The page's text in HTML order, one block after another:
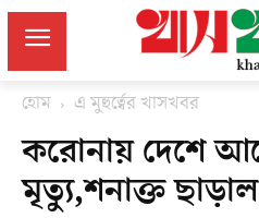
হোম এ মুহুর্ত্বের খাসখবর
করোনায় দেশে
মৃত্যু,শনাক্ত